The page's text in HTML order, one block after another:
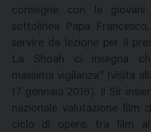
consegne con le giovani
sottolinea Papa
servire da lezione per il
La Shoah ci insegna
massima vigilanza” (visita
17 gennaio 2016). Il Sir
nazionale valutazione film
ciclo di opere, tra film